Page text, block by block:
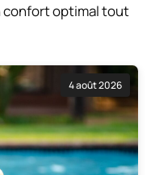
confort optimal tout
4 août 2026